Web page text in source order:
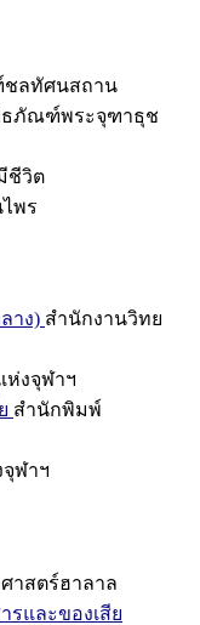
ลทัศนสถาน
ภัณฑ์พระจุฑาธุช
ชีวิต
พร
าง) สำนักงานวิทย
งจุฬาฯ
สำนักพิมพ์
ฬาฯ
าสตร์ฮาลาล
รและของเสีย